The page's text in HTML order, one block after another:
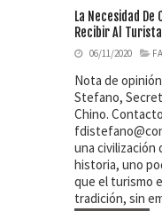
La Necesidad
Recibir Al
06/11/2020
Nota de
Stefano,
Chino.
una civilización
historia, uno
que el turismo
tradición, sin